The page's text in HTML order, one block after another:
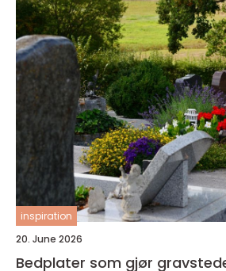
inspiration
20. June 2026
Bedplater som gjør